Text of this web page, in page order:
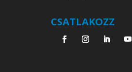
CSATLAKOZZ